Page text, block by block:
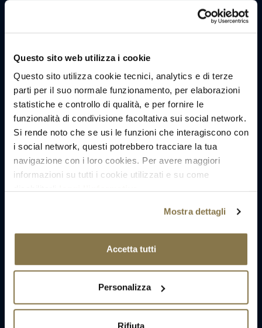
Questo sito web utilizza i cookie
Questo sito utilizza cookie tecnici, analytics e di terze
parti per il suo normale funzionamento, per elaborazioni
statistiche e controllo di qualità, e per fornire le
funzionalità di condivisione facoltativa sui social network.
Si rende noto che se usi le funzioni che interagiscono con
i social network, questi potrebbero tracciare la tua
navigazione con i loro cookies. Per avere maggiori
informazioni su tutti i cookie utilizzati e su come
Mostra dettagli
Accetta tutti
Personalizza
Rifiuta